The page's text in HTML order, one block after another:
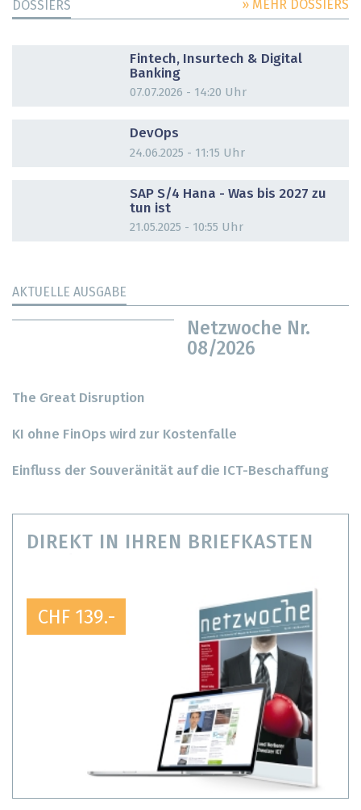
DOSSIERS » MEHR DOSSIERS
Fintech, Insurtech & Digital
Banking
07.07.2026 - 14:20 Uhr
DevOps
24.06.2025 - 11:15 Uhr
SAP S/4 Hana - Was bis 2027 zu
tun ist
21.05.2025 - 10:55 Uhr
AKTUELLE AUSGABE
Netzwoche Nr.
08/2026
The Great Disruption
KI ohne FinOps wird zur Kostenfalle
Einfluss der Souveränität auf die ICT-Beschaffung
DIREKT IN IHREN BRIEFKASTEN
CHF 139.-